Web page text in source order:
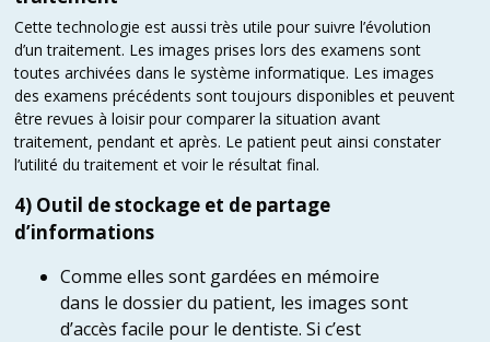
Cette technologie est aussi très utile pour suivre l’évolution
d’un traitement. Les images prises lors des examens sont
toutes archivées dans le système informatique. Les images
des examens précédents sont toujours disponibles et peuvent
être revues à loisir pour comparer la situation avant
traitement, pendant et après. Le patient peut ainsi constater
l’utilité du traitement et voir le résultat final.
4) Outil de stockage et de partage
d’informations
Comme elles sont gardées en mémoire
dans le dossier du patient, les images sont
d’accès facile pour le dentiste. Si c’est